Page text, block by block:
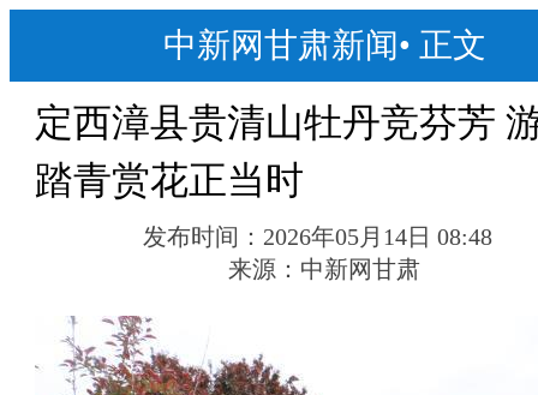
中新网甘肃新闻• 正文
定西漳县贵清山牡丹竞芬芳
踏青赏花正当时
发布时间： 2026年05月14日 08:48
来源： 中新网甘肃